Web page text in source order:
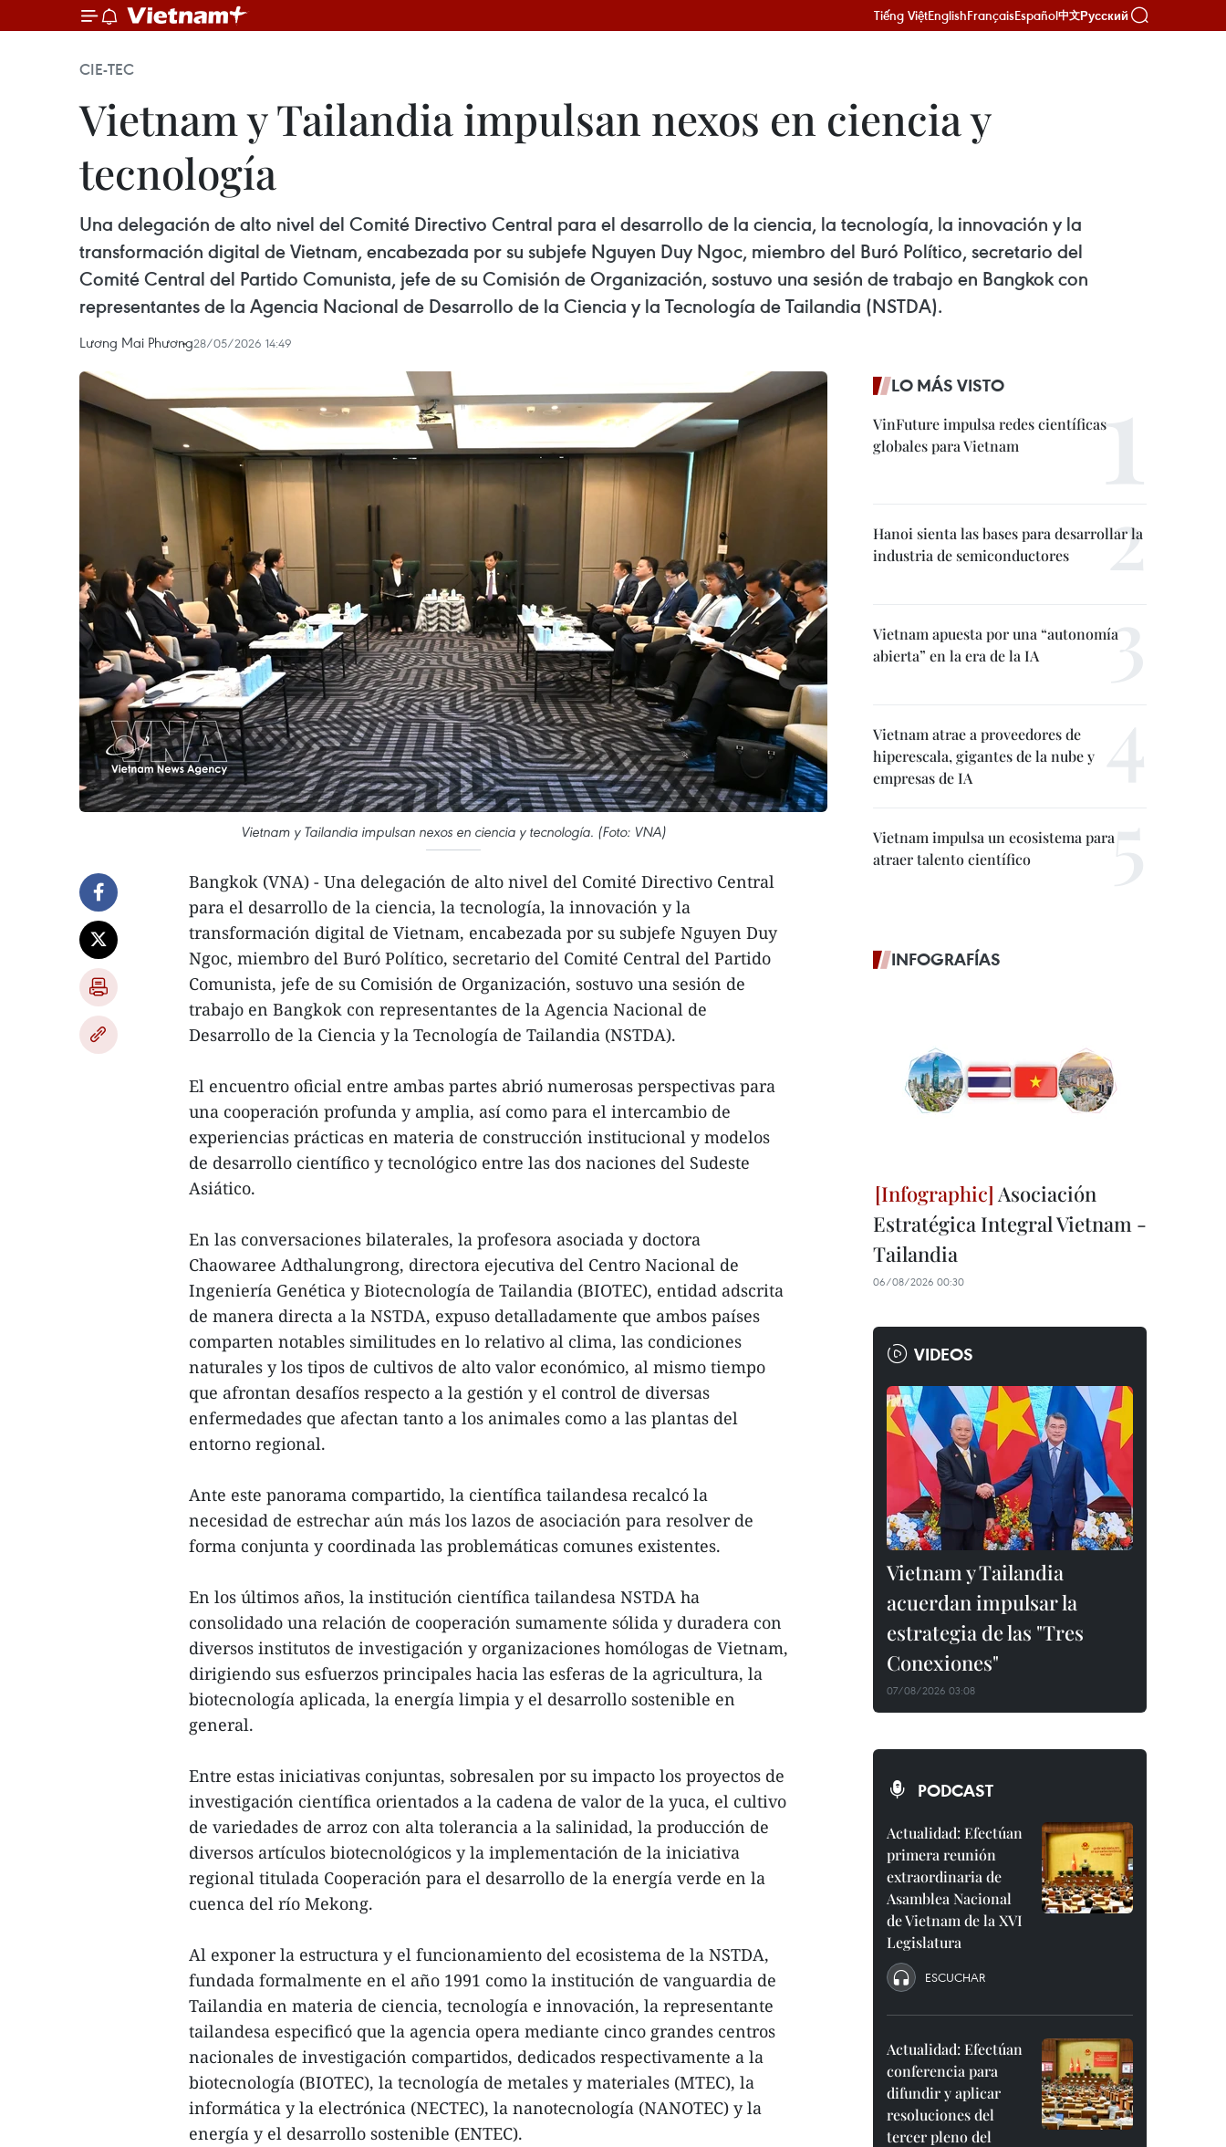
Tiếng ViệtEnglishFrançaisEspañol中文Русский
CIE-TEC
Vietnam y Tailandia impulsan nexos en ciencia y
tecnología
Una delegación de alto nivel del Comité Directivo Central para el desarrollo de la ciencia, la tecnología, la innovación y la
transformación digital de Vietnam, encabezada por su subjefe Nguyen Duy Ngoc, miembro del Buró Político, secretario del
Comité Central del Partido Comunista, jefe de su Comisión de Organización, sostuvo una sesión de trabajo en Bangkok con
representantes de la Agencia Nacional de Desarrollo de la Ciencia y la Tecnología de Tailandia (NSTDA).
Lương Mai Phương28/05/2026 14:49
Vietnam y Tailandia impulsan nexos en ciencia y tecnología. (Foto: VNA)
Bangkok (VNA) - Una delegación de alto nivel del Comité Directivo Central
para el desarrollo de la ciencia, la tecnología, la innovación y la
transformación digital de Vietnam, encabezada por su subjefe Nguyen Duy
Ngoc, miembro del Buró Político, secretario del Comité Central del Partido
Comunista, jefe de su Comisión de Organización, sostuvo una sesión de
trabajo en Bangkok con representantes de la Agencia Nacional de
Desarrollo de la Ciencia y la Tecnología de Tailandia (NSTDA).
El encuentro oficial entre ambas partes abrió numerosas perspectivas para
una cooperación profunda y amplia, así como para el intercambio de
experiencias prácticas en materia de construcción institucional y modelos
de desarrollo científico y tecnológico entre las dos naciones del Sudeste
Asiático.
En las conversaciones bilaterales, la profesora asociada y doctora
Chaowaree Adthalungrong, directora ejecutiva del Centro Nacional de
Ingeniería Genética y Biotecnología de Tailandia (BIOTEC), entidad adscrita
de manera directa a la NSTDA, expuso detalladamente que ambos países
comparten notables similitudes en lo relativo al clima, las condiciones
naturales y los tipos de cultivos de alto valor económico, al mismo tiempo
que afrontan desafíos respecto a la gestión y el control de diversas
enfermedades que afectan tanto a los animales como a las plantas del
entorno regional.
Ante este panorama compartido, la científica tailandesa recalcó la
necesidad de estrechar aún más los lazos de asociación para resolver de
forma conjunta y coordinada las problemáticas comunes existentes.
En los últimos años, la institución científica tailandesa NSTDA ha
consolidado una relación de cooperación sumamente sólida y duradera con
diversos institutos de investigación y organizaciones homólogas de Vietnam,
dirigiendo sus esfuerzos principales hacia las esferas de la agricultura, la
biotecnología aplicada, la energía limpia y el desarrollo sostenible en
general.
Entre estas iniciativas conjuntas, sobresalen por su impacto los proyectos de
investigación científica orientados a la cadena de valor de la yuca, el cultivo
de variedades de arroz con alta tolerancia a la salinidad, la producción de
diversos artículos biotecnológicos y la implementación de la iniciativa
regional titulada Cooperación para el desarrollo de la energía verde en la
cuenca del río Mekong.
Al exponer la estructura y el funcionamiento del ecosistema de la NSTDA,
fundada formalmente en el año 1991 como la institución de vanguardia de
Tailandia en materia de ciencia, tecnología e innovación, la representante
tailandesa especificó que la agencia opera mediante cinco grandes centros
nacionales de investigación compartidos, dedicados respectivamente a la
biotecnología (BIOTEC), la tecnología de metales y materiales (MTEC), la
informática y la electrónica (NECTEC), la nanotecnología (NANOTEC) y la
energía y el desarrollo sostenible (ENTEC).
LO MÁS VISTO
VinFuture impulsa redes científicas
globales para Vietnam
Hanoi sienta las bases para desarrollar la
industria de semiconductores
Vietnam apuesta por una “autonomía
abierta” en la era de la IA
Vietnam atrae a proveedores de
hiperescala, gigantes de la nube y
empresas de IA
Vietnam impulsa un ecosistema para
atraer talento científico
INFOGRAFÍAS
Asociación
Estratégica Integral Vietnam -
Tailandia
06/08/2026 00:30
VIDEOS
Vietnam y Tailandia
acuerdan impulsar la
estrategia de las "Tres
Conexiones"
07/08/2026 03:08
PODCAST
Actualidad: Efectúan
primera reunión
extraordinaria de
Asamblea Nacional
de Vietnam de la XVI
Legislatura
ESCUCHAR
Actualidad: Efectúan
conferencia para
difundir y aplicar
resoluciones del
tercer pleno del